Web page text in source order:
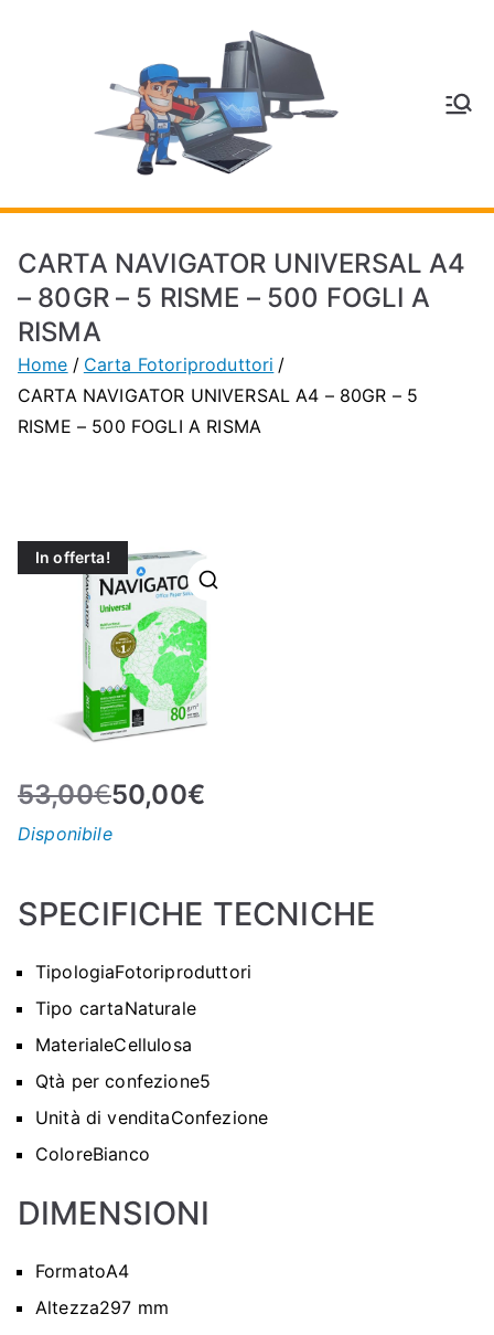
V
C
A
Inform
Telefo
Vignol
a
CARTA NAVIGATOR UNIVERSAL A4
– 80GR – 5 RISME – 500 FOGLI A
RISMA
Home
Carta Fotoriproduttori
CARTA NAVIGATOR UNIVERSAL A4 – 80GR – 5
RISME – 500 FOGLI A RISMA
In offerta!
53,00€50,00€
SPECIFICHE TECNICHE
TipologiaFotoriproduttori
Tipo cartaNaturale
MaterialeCellulosa
Qtà per confezione5
Unità di venditaConfezione
ColoreBianco
DIMENSIONI
FormatoA4
Altezza297 mm
Disponibile